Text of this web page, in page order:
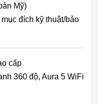
Mỹ)
đích kỹ thuật/bảo
cấp
360 độ, Aura 5 WiFi